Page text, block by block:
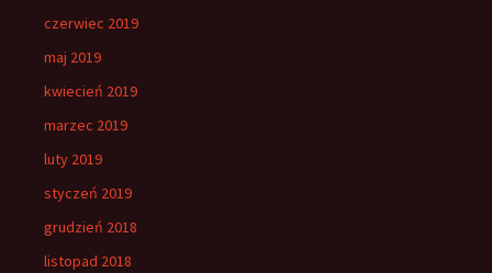
czerwiec 2019
maj 2019
kwiecień 2019
marzec 2019
luty 2019
styczeń 2019
grudzień 2018
listopad 2018